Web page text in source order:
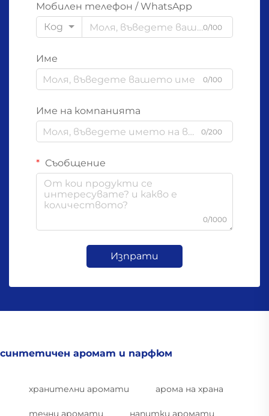
Мобилен телефон / WhatsApp
Код
0/100
Име
0/100
Име на компанията
0/200
Съобщение
0/1000
Изпрати
синтетичен аромат и парфюм
хранителни аромати арома на храна
течни аромати напитки аромати